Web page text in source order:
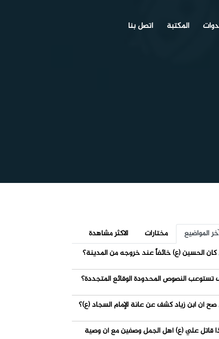
المكتبة اتصل بنا
المواضيع مختارات
الاكثر مشاهدة
الحسين (ع) خائفاً عند خروجه من المدينة؟
تستوعب النصوص المحدودة الوقائع المتجددة؟
أن ابن زياد كشف عن عانة الإمام السجاد (ع)؟
قاتل علي (ع) أهل الجمل وصفين مع أن وصية